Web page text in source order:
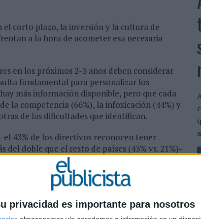
privacidad es importante para nosotros
corto plazo, la inversión y la cultura de
a la hora de acometer esa necesaria
en los próximos 2-3 años deben considerar
fundamental para personalizar los
más información disponible, pero que cada
la competencia (66%), la infoxicación (44%) y
de las dificultades que identifican.
el 43% de los directivos reconocen tener
doble que el resto de países (43% vs. 21%)-
Aumentada (27%)
con respecto al ejercicio anterior, frente
aumento del 5% y un 29% entre el 5% y el